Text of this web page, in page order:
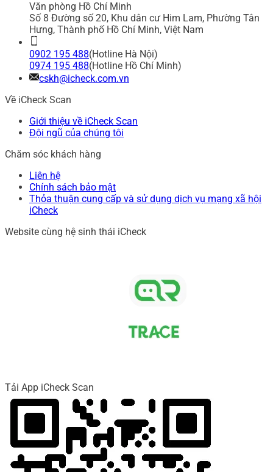
Văn phòng Hồ Chí Minh
Số 8 Đường số 20, Khu dân cư Him Lam, Phường Tân
Hưng, Thành phố Hồ Chí Minh, Việt Nam
0902 195 488(Hotline Hà Nội)
0974 195 488(Hotline Hồ Chí Minh)
cskh@icheck.com.vn
Về iCheck Scan
Giới thiệu về iCheck Scan
Đội ngũ của chúng tôi
Chăm sóc khách hàng
Liên hệ
Chính sách bảo mật
Thỏa thuận cung cấp và sử dụng dịch vụ mạng xã hội
iCheck
Website cùng hệ sinh thái iCheck
Tải App iCheck Scan